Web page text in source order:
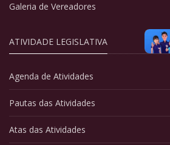
Galeria de Vereadores
ATIVIDADE LEGISLATIVA
Agenda de Atividades
Pautas das Atividades
Atas das Atividades